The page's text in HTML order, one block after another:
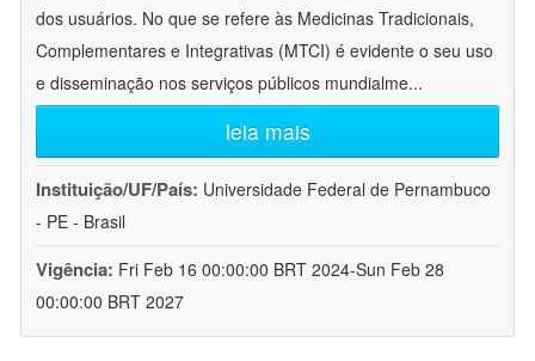
dos usuários. No que se refere às Medicinas Tradicionais,
Complementares e Integrativas (MTCI) é evidente o seu uso
e disseminação nos serviços públicos mundialme...
leia mais
Instituição/UF/País: Universidade Federal de Pernambuco
- PE - Brasil
Vigência: Fri Feb 16 00:00:00 BRT 2024-Sun Feb 28
00:00:00 BRT 2027